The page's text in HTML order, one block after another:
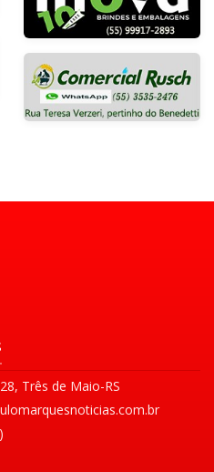
Três de Maio-RS